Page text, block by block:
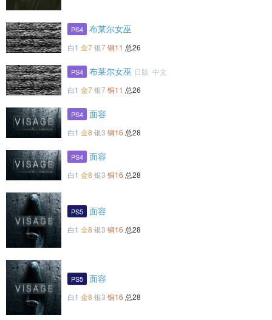
PS4 布莱尔女巫
白1 金7银7 铜11 总26
PS4 布莱尔女巫 日版 中文
白1 金7银7 铜11 总26
PS4 面容
白1 金8 银3 铜16 总28
PS4 面容
白1 金8 银3 铜16 总28
PS5 面容
白1 金8 银3 铜16 总28
PS5 面容
白1 金8 银3 铜16 总28